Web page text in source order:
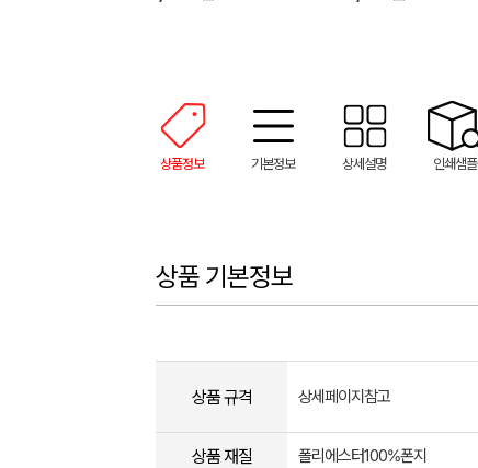
상품정보 기본정보 상세설명 인쇄샘플
상품 기본정보
상품 규격 상세페이지참고
상품 재질 폴리에스터100%폰지